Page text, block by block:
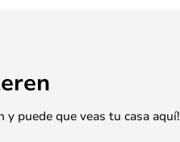
puede que veas tu casa aquí!